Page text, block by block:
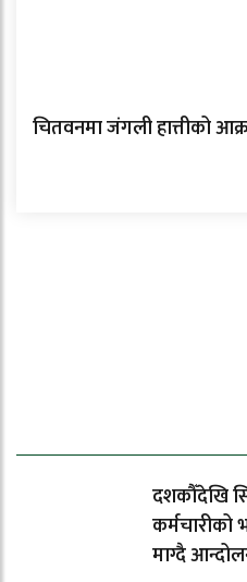
चितवनमा जंगली हात्तीको
दशकौँदेखि
कर्मचारीको
माग्दै